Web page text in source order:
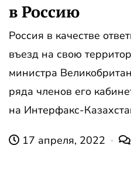
в Россию
Россия в качестве
въезд на свою
министра
ряда членов его
на Интерфакс-
17 апреля, 2022